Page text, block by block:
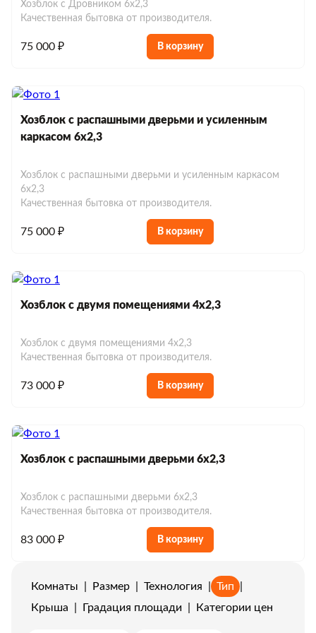
Хозблоки до 150 000 р.
Евробытовки из сэндвич-панелей
Хозблок c Дровником 6х2,3
Качественная бытовка от производителя.
75 000 ₽ В корзину
Хозблок с распашными дверьми и усиленным
каркасом 6х2,3
Хозблок с распашными дверьми и усиленным каркасом
6х2,3
Качественная бытовка от производителя.
75 000 ₽ В корзину
Хозблок с двумя помещениями 4х2,3
Хозблок с двумя помещениями 4х2,3
Качественная бытовка от производителя.
73 000 ₽ В корзину
Хозблок с распашными дверьми 6х2,3
Хозблок с распашными дверьми 6х2,3
Качественная бытовка от производителя.
83 000 ₽ В корзину
Комнаты Размер Технология Тип
Крыша
Градация площади Категории цен